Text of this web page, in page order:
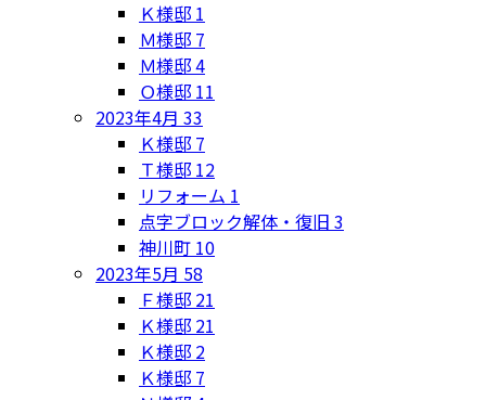
Ｋ様邸 1
Ｍ様邸 7
Ｍ様邸4
Ｏ様邸 11
2023年4月 33
Ｋ様邸 7
Ｔ様邸 12
リフォーム 1
点字ブロック解体・復旧 3
神川町 10
2023年5月 58
Ｆ様邸 21
Ｋ様邸 21
Ｋ様邸 2
Ｋ様邸 7